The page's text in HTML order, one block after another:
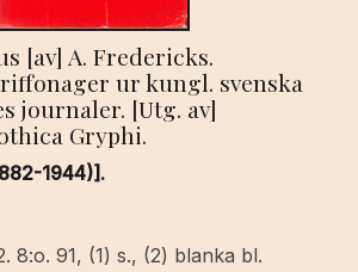
[av] A. Fredericks.
ur kungl. svenska
journaler. [Utg. av]
Gryphi.
1944)].
8:o. 91, (1) s., (2) blanka bl.